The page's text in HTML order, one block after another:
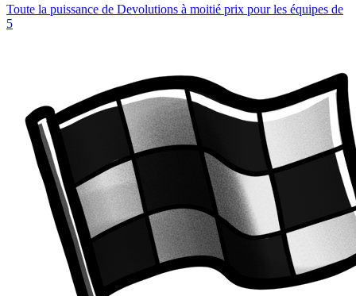
Toute la puissance de Devolutions à moitié prix pour les équipes de
5